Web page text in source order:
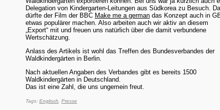
Delegation von Kindergarten-Leitungen aus Südkorea zu Besuch.
dürfte der Film der BBC Make me a german das Konzept auch in
etwas populärer machen. Also arbeiten auch wir aktiv an diesem
„Export“ mit und freuen uns natürlich über die damit verbundene
Wertschätzung.
Anlass des Artikels ist wohl das Treffen des Bundesverbandes der
Waldkindergärten in Berlin.
Nach aktuellen Angaben des Verbandes gibt es bereits 1500
Waldkindergärten in Deutschland.
Das ist eine Zahl, die uns ungemein freut.
Englisch Presse